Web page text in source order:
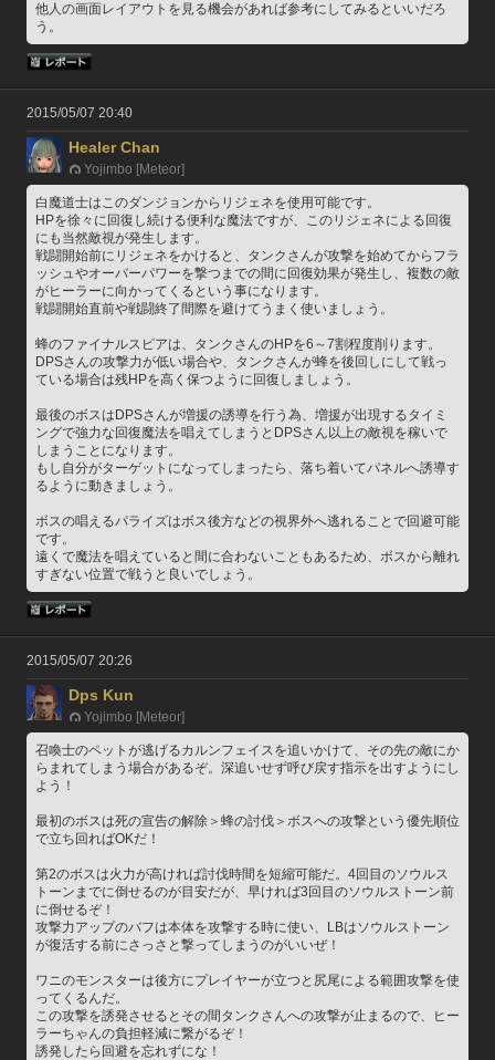
他人の画面レイアウトを見る機会があれば参考にしてみるといいだろ
う。
2015/05/07 20:40
Healer Chan
Yojimbo [Meteor]
白魔道士はこのダンジョンからリジェネを使用可能です。
HPを徐々に回復し続ける便利な魔法ですが、このリジェネによる回復
にも当然敵視が発生します。
戦闘開始前にリジェネをかけると、タンクさんが攻撃を始めてからフラ
ッシュやオーバーパワーを撃つまでの間に回復効果が発生し、複数の敵
がヒーラーに向かってくるという事になります。
戦闘開始直前や戦闘終了間際を避けてうまく使いましょう。
蜂のファイナルスピアは、タンクさんのHPを6～7割程度削ります。
DPSさんの攻撃力が低い場合や、タンクさんが蜂を後回しにして戦っ
ている場合は残HPを高く保つように回復しましょう。
最後のボスはDPSさんが増援の誘導を行う為、増援が出現するタイミ
ングで強力な回復魔法を唱えてしまうとDPSさん以上の敵視を稼いで
しまうことになります。
もし自分がターゲットになってしまったら、落ち着いてパネルへ誘導す
るように動きましょう。
ボスの唱えるパライズはボス後方などの視界外へ逃れることで回避可能
です。
遠くで魔法を唱えていると間に合わないこともあるため、ボスから離れ
すぎない位置で戦うと良いでしょう。
2015/05/07 20:26
Dps Kun
Yojimbo [Meteor]
召喚士のペットが逃げるカルンフェイスを追いかけて、その先の敵にか
らまれてしまう場合があるぞ。深追いせず呼び戻す指示を出すようにし
よう！
最初のボスは死の宣告の解除＞蜂の討伐＞ボスへの攻撃という優先順位
で立ち回ればOKだ！
第2のボスは火力が高ければ討伐時間を短縮可能だ。4回目のソウルス
トーンまでに倒せるのが目安だが、早ければ3回目のソウルストーン前
に倒せるぞ！
攻撃力アップのバフは本体を攻撃する時に使い、LBはソウルストーン
が復活する前にさっさと撃ってしまうのがいいぜ！
ワニのモンスターは後方にプレイヤーが立つと尻尾による範囲攻撃を使
ってくるんだ。
この攻撃を誘発させるとその間タンクさんへの攻撃が止まるので、ヒー
ラーちゃんの負担軽減に繋がるぞ！
誘発したら回避を忘れずにな！